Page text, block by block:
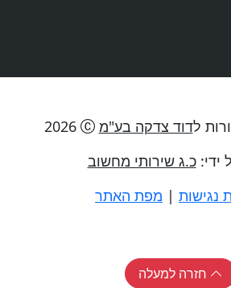
לדוד צדקה בע"מ
2026
ידי:כ.ג שירותי מחשוב
נגישות | מפת האתר
חזרה למעלה